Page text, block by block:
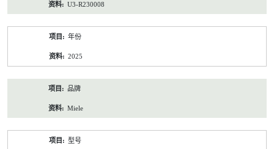
U3-R230008
年份
2025
品牌
Miele
型号